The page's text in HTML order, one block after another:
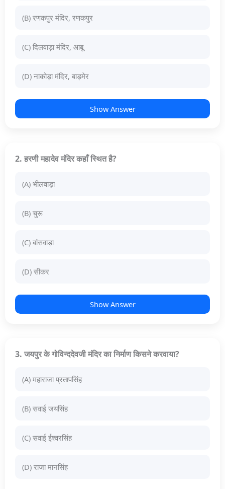
(B) रणकपुर मंदिर, रणकपुर
(C) दिलवाड़ा मंदिर, आबू
(D) नाकोड़ा मंदिर, बाड़मेर
Show Answer
2. हरणी महादेव मंदिर कहाँ स्थित है?
(A) भीलवाड़ा
(B) चुरू
(C) बांसवाड़ा
(D) सीकर
Show Answer
3. जयपुर के गोविन्ददेवजी मंदिर का निर्माण किसने करवाया?
(A) महाराजा प्रतापसिंह
(B) सवाई जयसिंह
(C) सवाई ईश्वरसिंह
(D) राजा मानसिंह